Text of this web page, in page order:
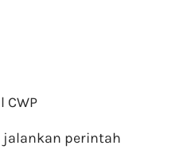
CWP
perintah